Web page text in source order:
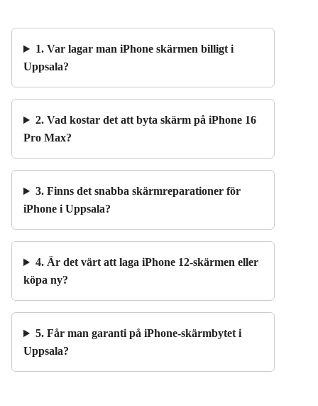
1. Var lagar man iPhone skärmen billigt i
Uppsala?
2. Vad kostar det att byta skärm på iPhone 16
Pro Max?
3. Finns det snabba skärmreparationer för
iPhone i Uppsala?
4. Är det värt att laga iPhone 12-skärmen eller
köpa ny?
5. Får man garanti på iPhone-skärmbytet i
Uppsala?